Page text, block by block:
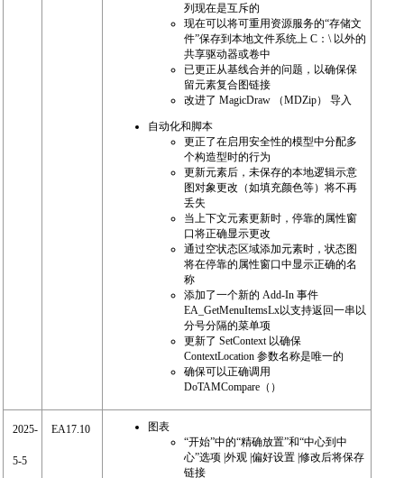
列现在是互斥的
现在可以将可重用资源服务的“存储文
件”保存到本地文件系统上 C：\ 以外的
共享驱动器或卷中
已更正从基线合并的问题，以确保保
留元素复合图链接
改进了 MagicDraw （MDZip） 导入
自动化和脚本
更正了在启用安全性的模型中分配多
个构造型时的行为
更新元素后，未保存的本地逻辑示意
图对象更改（如填充颜色等）将不再
丢失
当上下文元素更新时，停靠的属性窗
口将正确显示更改
通过空状态区域添加元素时，状态图
将在停靠的属性窗口中显示正确的名
称
添加了一个新的 Add-In 事件
EA_GetMenuItemsLx以支持返回一串以
分号分隔的菜单项
更新了 SetContext 以确保
ContextLocation 参数名称是唯一的
确保可以正确调用
DoTAMCompare（）
2025-
5-5
EA17.10
图表
“开始”中的“精确放置”和“中心到中
心”选项 |外观 |偏好设置 |修改后将保存
链接